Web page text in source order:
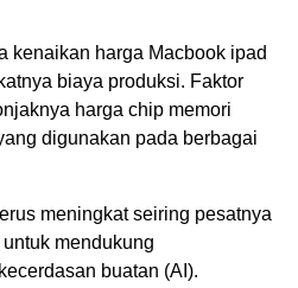
kenaikan harga Macbook ipad
biaya produksi. Faktor
harga chip memori
digunakan pada berbagai
meningkat seiring pesatnya
mendukung
buatan (AI).